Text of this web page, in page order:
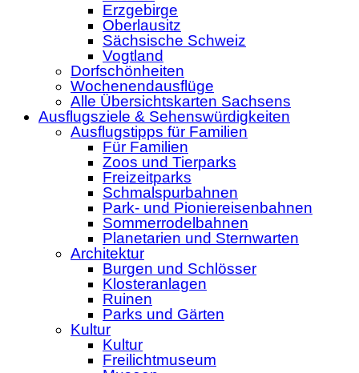
Erzgebirge
Oberlausitz
Sächsische Schweiz
Vogtland
Dorfschönheiten
Wochenendausflüge
Alle Übersichtskarten Sachsens
Ausflugsziele & Sehenswürdigkeiten
Ausflugstipps für Familien
Für Familien
Zoos und Tierparks
Freizeitparks
Schmalspurbahnen
Park- und Pioniereisenbahnen
Sommerrodelbahnen
Planetarien und Sternwarten
Architektur
Burgen und Schlösser
Klosteranlagen
Ruinen
Parks und Gärten
Kultur
Kultur
Freilichtmuseum